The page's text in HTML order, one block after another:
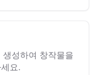
성하여 창작물을
요.